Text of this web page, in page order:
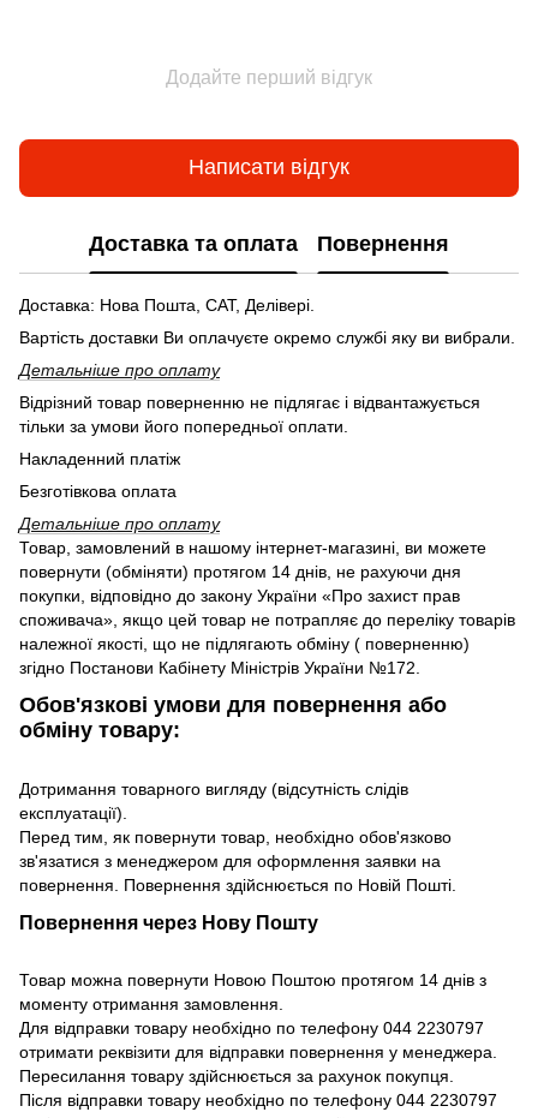
Додайте перший відгук
Написати відгук
Доставка та оплата Повернення
Доставка: Нова Пошта, САТ, Делівері.
Вартість доставки Ви оплачуєте окремо службі яку ви вибрали.
Детальніше про оплату
Відрізний товар поверненню не підлягає і відвантажується
тільки за умови його попередньої оплати.
Накладенний платіж
Безготівкова оплата
Детальніше про оплату
Товар, замовлений в нашому інтернет-магазині, ви можете
повернути (обміняти) протягом 14 днів, не рахуючи дня
покупки, відповідно до закону України «Про захист прав
споживача», якщо цей товар не потрапляє до переліку товарів
належної якості, що не підлягають обміну ( поверненню)
згідно Постанови Кабінету Міністрів України №172.
Обов'язкові умови для повернення або
обміну товару:
Дотримання товарного вигляду (відсутність слідів
експлуатації).
Перед тим, як повернути товар, необхідно обов'язково
зв'язатися з менеджером для оформлення заявки на
повернення. Повернення здійснюється по Новій Пошті.
Повернення через Нову Пошту
Товар можна повернути Новою Поштою протягом 14 днів з
моменту отримання замовлення.
Для відправки товару необхідно по телефону 044 2230797
отримати реквізити для відправки повернення у менеджера.
Пересилання товару здійснюється за рахунок покупця.
Після відправки товару необхідно по телефону 044 2230797